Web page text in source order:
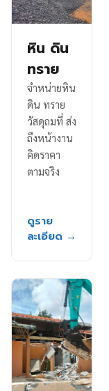
หิน ดิน
ทราย
จำหน่ายหิน
ดิน ทราย
วัสดุถมที่ ส่ง
ถึงหน้างาน
คิดราคา
ตามจริง
ดูราย
ละเอียด →